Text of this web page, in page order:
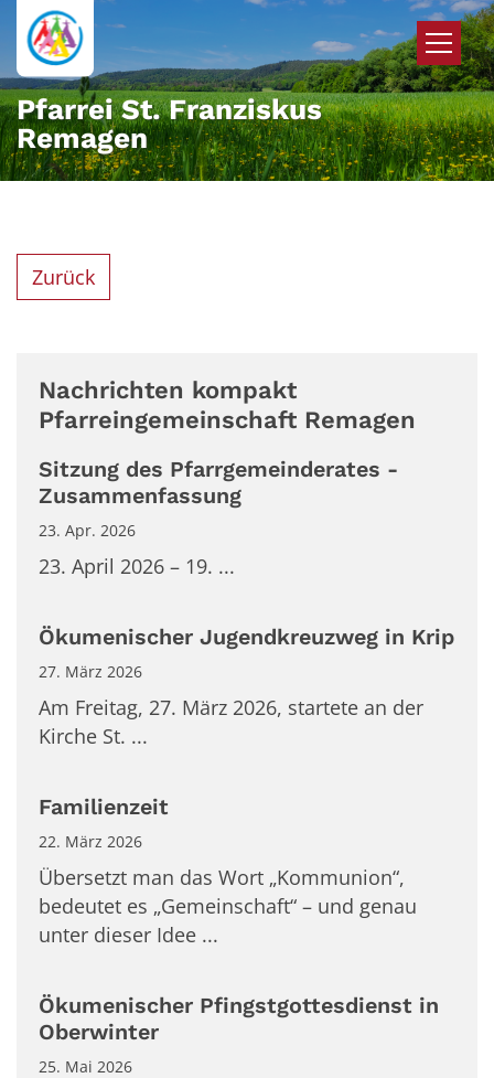
Zum Inhalt springen
Pfarrei St. Franziskus
Remagen
Zurück
Nachrichten kompakt
Pfarreingemeinschaft Remagen
Sitzung des Pfarrgemeinderates -
Zusammenfassung
23. Apr. 2026
23. April 2026 – 19. ...
Ökumenischer Jugendkreuzweg in Krip
27. März 2026
Am Freitag, 27. März 2026, startete an der
Kirche St. ...
Familienzeit
22. März 2026
Übersetzt man das Wort „Kommunion“,
bedeutet es „Gemeinschaft“ – und genau
unter dieser Idee ...
Ökumenischer Pfingstgottesdienst in
Oberwinter
25. Mai 2026